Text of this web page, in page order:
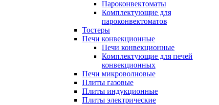
Пароконвектоматы
Комплектующие для
пароконвектоматов
Тостеры
Печи конвекционные
Печи конвекционные
Комплектующие для печей
конвекционных
Печи микроволновые
Плиты газовые
Плиты индукционные
Плиты электрические